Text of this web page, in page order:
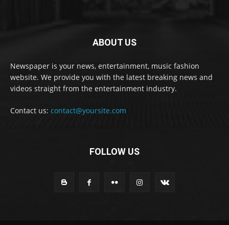
ABOUT US
Newspaper is your news, entertainment, music fashion
website. We provide you with the latest breaking news and
videos straight from the entertainment industry.
Contact us: contact@yoursite.com
FOLLOW US